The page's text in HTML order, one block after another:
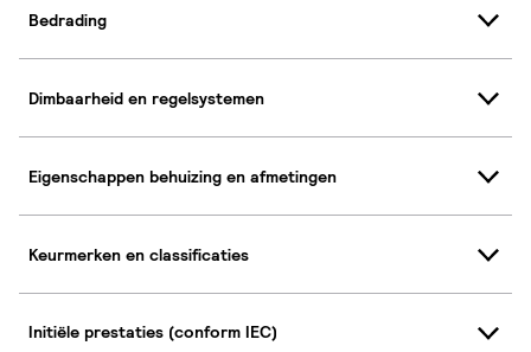
Bedrading
Dimbaarheid en regelsystemen
Eigenschappen behuizing en afmetingen
Keurmerken en classificaties
Initiële prestaties (conform IEC)